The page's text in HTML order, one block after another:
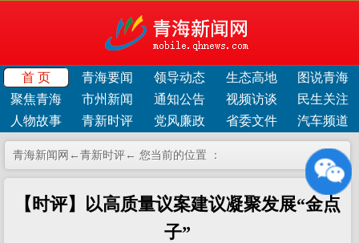
首 页 青海要闻 领导动态 生态高地
图说青海
聚焦青海
市州新闻 通知公告 视频访谈
民生关注
人物故事
青新时评 党风廉政 省委文件 汽车频道
青海新闻网← ← 您当前的位置 ：
青新时评
【时评】以高质量议案建议凝聚发展“金点
子”